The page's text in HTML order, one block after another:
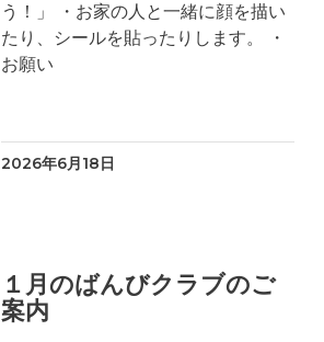
う！」 ・お家の人と一緒に顔を描い
たり、シールを貼ったりします。 ・
お願い
2026年6月18日
１月のばんびクラブのご
案内